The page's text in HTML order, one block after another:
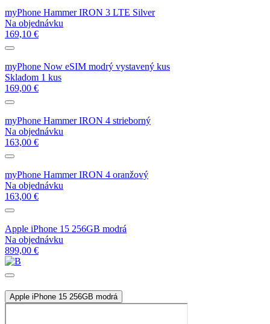
myPhone Hammer IRON 3 LTE Silver
Na objednávku
169,10 €
myPhone Now eSIM modrý vystavený kus
Skladom 1 kus
169,00 €
myPhone Hammer IRON 4 strieborný
Na objednávku
163,00 €
myPhone Hammer IRON 4 oranžový
Na objednávku
163,00 €
Apple iPhone 15 256GB modrá
Na objednávku
899,00 €
Apple iPhone 15 256GB modrá